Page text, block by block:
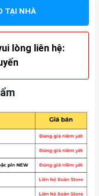
TẠI NHÀ
lòng liên hệ: